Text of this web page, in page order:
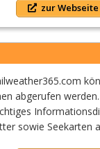
zur
abgerufen
sowie Seekarten